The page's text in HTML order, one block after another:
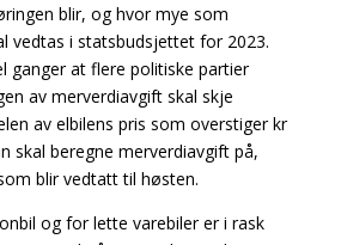
blir, og hvor mye som
vedtas i statsbudsjettet for 2023.
ganger at flere politiske partier
av merverdiavgift skal skje
av elbilens pris som overstiger kr
skal beregne merverdiavgift på,
blir vedtatt til høsten.
og for lette varebiler er i rask